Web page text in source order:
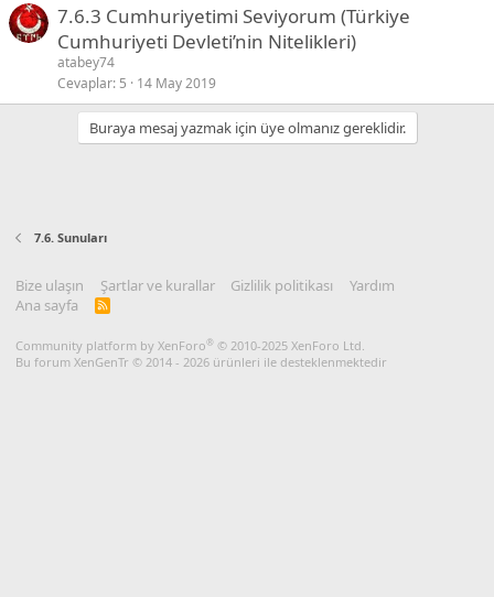
7.6.3 Cumhuriyetimi Seviyorum (Türkiye
Cumhuriyeti Devleti’nin Nitelikleri)
atabey74
Cevaplar 5 14 May 2019
Buraya mesaj yazmak için üye olmanız gereklidir.
7.6. Sunuları
Bize ulaşın Şartlar ve kurallar Gizlilik politikası
Yardım
Ana sayfa
R
Community platform by XenForo® © 2010-2025 XenForo Ltd.
Bu forum XenGenTr © 2014 - 2026 ürünleri ile desteklenmektedir